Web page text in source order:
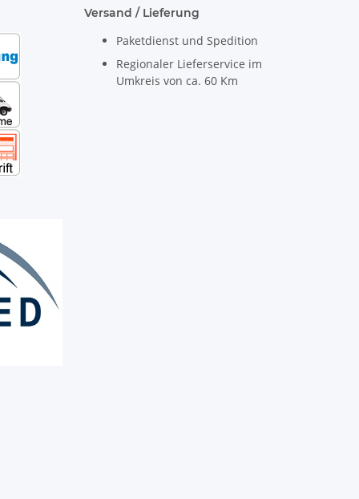
Versand / Lieferung
Paketdienst und Spedition
Regionaler Lieferservice im
Umkreis von ca. 60 Km